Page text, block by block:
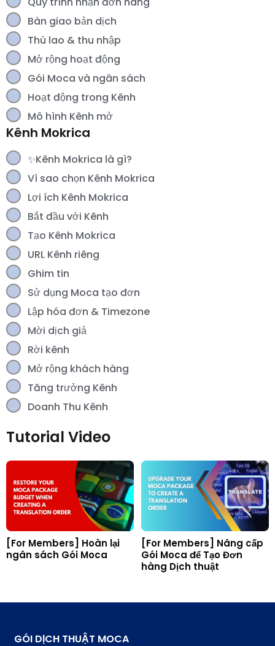
Bàn giao bản dịch
Thù lao & thu nhập
Mở rộng hoạt động
Gói Moca và ngân sách
Hoạt động trong Kênh
Mô hình Kênh mở
Kênh Mokrica
✨Kênh Mokrica là gì?
Vì sao chọn Kênh Mokrica
Lợi ích Kênh Mokrica
Bắt đầu với Kênh
Tạo Kênh Mokrica
URL Kênh riêng
Ghim tin
Sử dụng Moca tạo đơn
Lập hóa đơn & Timezone
Mời dịch giả
Rời kênh
Mở rộng khách hàng
Tăng trưởng Kênh
Doanh Thu Kênh
Tutorial Video
[For Members] Hoàn lại
ngân sách Gói Moca
[For Members] Nâng cấp
Gói Moca để Tạo Đơn
hàng Dịch thuật
GÓI DỊCH THUẬT MOCA